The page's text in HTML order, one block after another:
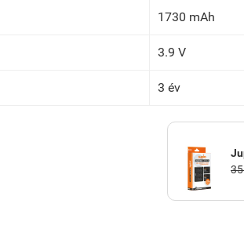
1730 mAh
3.9 V
3 év